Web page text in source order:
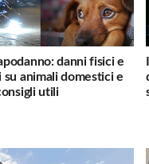
danni fisici e
su animali domestici e
utili